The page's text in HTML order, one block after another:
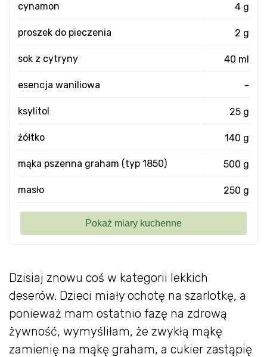
Dzisiaj znowu coś w kategorii lekkich
deserów. Dzieci miały ochotę na szarlotkę, a
ponieważ mam ostatnio fazę na zdrową
żywność, wymyśliłam, że zwykłą mąkę
zamienię na mąkę graham, a cukier zastąpię
cynamon 4 g
proszek do pieczenia 2 g
sok z cytryny 40 ml
esencja waniliowa -
ksylitol 25 g
żółtko 140 g
mąka pszenna graham (typ 1850) 500 g
masło 250 g